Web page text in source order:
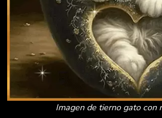
Imagen de tierno gato con